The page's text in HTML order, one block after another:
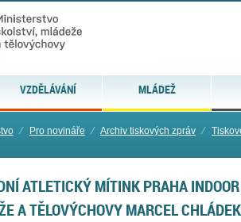
VZDĚLÁVÁNÍ MLÁDEŽ
⁄ Pro novináře ⁄ Archiv tiskových zpráv ⁄
ATLETICKÝ MÍTINK PRAHA
A TĚLOVÝCHOVY MARCEL CHLÁDEK